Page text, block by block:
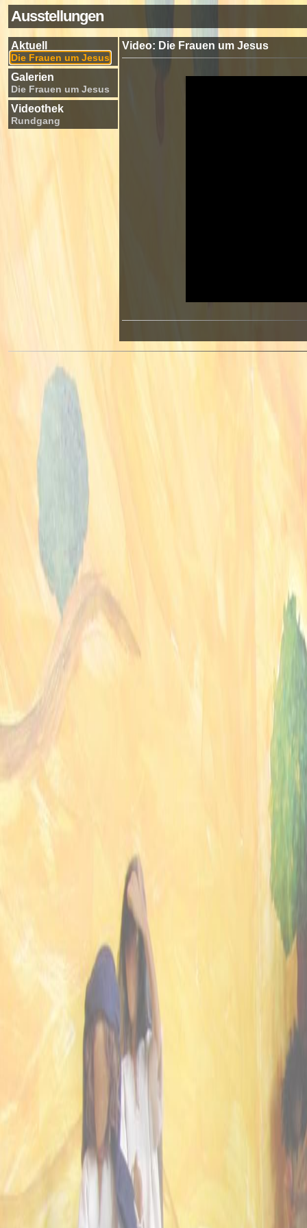
Ausstellungen
Aktuell
Die Frauen um Jesus
Galerien
Die Frauen um Jesus
Videothek
Rundgang
Video: Die Frauen um Jesus